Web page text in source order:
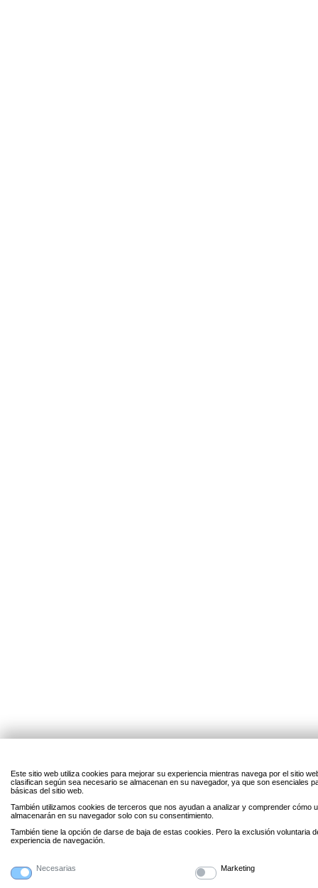
Este sitio web utiliza cookies para mejorar su experiencia mientras navega por el sitio
clasifican según sea necesario se almacenan en su navegador, ya que son esenciales
básicas del sitio web.
También utilizamos cookies de terceros que nos ayudan a analizar y comprender cómo
almacenarán en su navegador solo con su consentimiento.
También tiene la opción de darse de baja de estas cookies. Pero la exclusión voluntaria
experiencia de navegación.
Necesarias Marketing